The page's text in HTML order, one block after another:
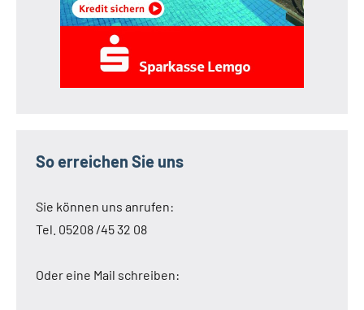
So erreichen Sie uns
Sie können uns anrufen:
Tel. 05208 /45 32 08
Oder eine Mail schreiben: